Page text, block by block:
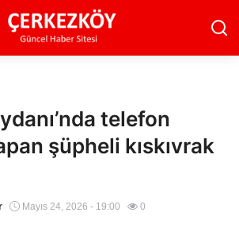
telefon
şüpheli kıskıvrak
Mayıs 24, 2026 - 19:00 0